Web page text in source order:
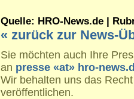
Quelle: HRO-News.de |
« zurück zur News-
Sie möchten auch Ihre
an presse «at» hro-
Wir behalten uns das
veröffentlichen.